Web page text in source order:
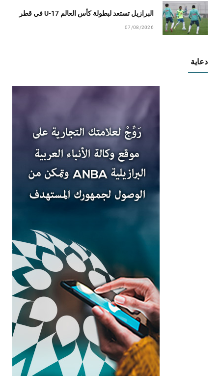
البرازيل تستعد لبطولة كأس العالم U-17 في قطر
07/08/2026
دعاية